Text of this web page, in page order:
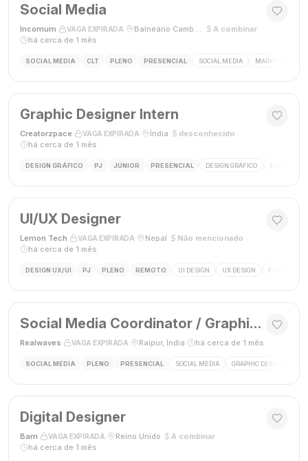
Social Media
Incomum VAGA EXPIRADA Balneário Camboriú, SC A combinar·
há cerca de 1 mês
SOCIAL MEDIA CLT PLENO PRESENCIAL SOCIAL MEDIA MARKETING
Graphic Designer Intern
Creatorzpace VAGA EXPIRADA Índia desconhecido
há cerca de 1 mês
DESIGN GRÁFICO PJ JÚNIOR PRESENCIAL DESIGN GRÁFICO ESTÁGIO
UI/UX Designer
Lemon Tech VAGA EXPIRADA Nepal Não mencionado
há cerca de 1 mês
DESIGN UX/UI PJ PLENO REMOTO UI DESIGN UX DESIGN FIGMA
Social Media Coordinator / Graphic Designer
Realwaves VAGA EXPIRADA Raipur, Índia há cerca de 1 mês
SOCIAL MEDIA PLENO PRESENCIAL SOCIAL MEDIA GRAPHIC DESIGN
Digital Designer
Barn VAGA EXPIRADA Reino Unido A combinar·
há cerca de 1 mês